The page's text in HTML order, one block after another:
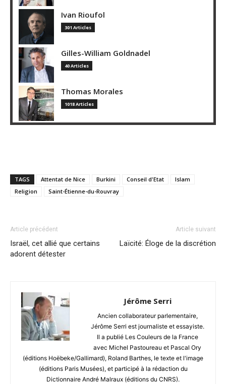
Ivan Rioufol
301 Articles
Gilles-William Goldnadel
40 Articles
Thomas Morales
1018 Articles
TAGS Attentat de Nice Burkini Conseil d'Etat
Islam
Religion
Saint-Étienne-du-Rouvray
Article précédent
Israël, cet allié que certains
adorent détester
Article suivant
Laïcité: Éloge de la discrétion
Jérôme Serri
Ancien collaborateur parlementaire,
Jérôme Serri est journaliste et essayiste.
Il a publié Les Couleurs de la France
avec Michel Pastoureau et Pascal Ory
(éditions Hoëbeke/Gallimard), Roland Barthes, le texte et l'image
(éditions Paris Musées), et participé à la rédaction du
Dictionnaire André Malraux (éditions du CNRS).